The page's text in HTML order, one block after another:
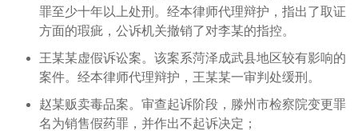
罪至少十年以上处刑。经本律师代理辩护，指出了取证
方面的瑕疵，公诉机关撤销了对李某的指控。
王某某虚假诉讼案。该案系菏泽成武县地区较有影响的
案件。经本律师代理辩护，王某某一审判处缓刑。
赵某贩卖毒品案。审查起诉阶段，滕州市检察院变更罪
名为销售假药罪，并作出不起诉决定；